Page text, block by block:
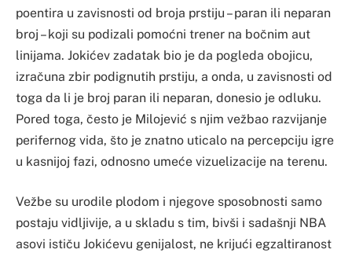
poentira u zavisnosti od broja prstiju – paran ili neparan
broj – koji su podizali pomoćni trener na bočnim aut
linijama. Jokićev zadatak bio je da pogleda obojicu,
izračuna zbir podignutih prstiju, a onda, u zavisnosti od
toga da li je broj paran ili neparan, donesio je odluku.
Pored toga, često je Milojević s njim vežbao razvijanje
perifernog vida, što je znatno uticalo na percepciju igre
u kasnijoj fazi, odnosno umeće vizuelizacije na terenu.
Vežbe su urodile plodom i njegove sposobnosti samo
postaju vidljivije, a u skladu s tim, bivši i sadašnji NBA
asovi ističu Jokićevu genijalost, ne krijući egzaltiranost